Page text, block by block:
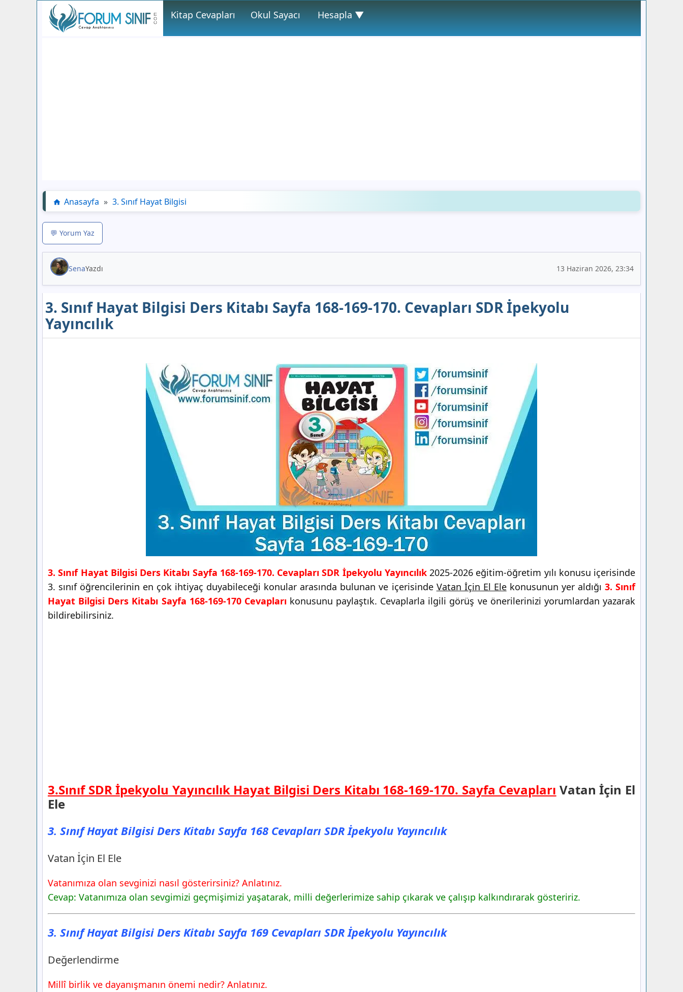
Kitap Cevapları Okul Sayacı Hesapla ▼
Anasayfa » 3. Sınıf Hayat Bilgisi
💬 Yorum Yaz
SenaYazdı 13 Haziran 2026, 23:34
3. Sınıf Hayat Bilgisi Ders Kitabı Sayfa 168-169-170. Cevapları SDR İpekyolu
Yayıncılık
3. Sınıf Hayat Bilgisi Ders Kitabı Sayfa 168-169-170. Cevapları SDR İpekyolu Yayıncılık2025-2026 eğitim-öğretim yılı konusu içerisinde
3. sınıf öğrencilerinin en çok ihtiyaç duyabileceği konular arasında bulunan ve içerisinde Vatan İçin El Elekonusunun yer aldığı 3. Sınıf
Hayat Bilgisi Ders Kitabı Sayfa 168-169-170 Cevaplarıkonusunu paylaştık. Cevaplarla ilgili görüş ve önerilerinizi yorumlardan yazarak
bildirebilirsiniz.
3.Sınıf SDR İpekyolu Yayıncılık Hayat Bilgisi Ders Kitabı 168-169-170. Sayfa Cevapları Vatan İçin El
Ele
3. Sınıf Hayat Bilgisi Ders Kitabı Sayfa 168 Cevapları SDR İpekyolu Yayıncılık
Vatan İçin El Ele
Vatanımıza olan sevginizi nasıl gösterirsiniz? Anlatınız.
Cevap: Vatanımıza olan sevgimizi geçmişimizi yaşatarak, milli değerlerimize sahip çıkarak ve çalışıp kalkındırarak gösteririz.
3. Sınıf Hayat Bilgisi Ders Kitabı Sayfa 169 Cevapları SDR İpekyolu Yayıncılık
Değerlendirme
Millî birlik ve dayanışmanın önemi nedir? Anlatınız.